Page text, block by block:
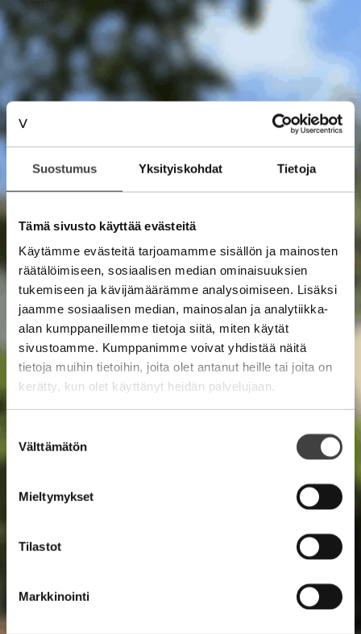
Suostumus Yksityiskohdat Tietoja
Tämä sivusto käyttää evästeitä
Käytämme evästeitä tarjoamamme sisällön ja mainosten
räätälöimiseen, sosiaalisen median ominaisuuksien
tukemiseen ja kävijämäärämme analysoimiseen. Lisäksi
jaamme sosiaalisen median, mainosalan ja analytiikka-
alan kumppaneillemme tietoja siitä, miten käytät
sivustoamme. Kumppanimme voivat yhdistää näitä
tietoja muihin tietoihin, joita olet antanut heille tai joita on
kerätty, kun olet käyttänyt heidän palvelujaan.
valinta
Välttämätön
Mieltymykset
Tilastot
Markkinointi